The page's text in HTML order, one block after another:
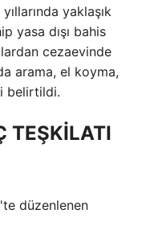
yaklaşık
yasa dışı bahis
cezaevinde
arama, el koyma,
belirtildi.
TEŞKİLATI
düzenlenen